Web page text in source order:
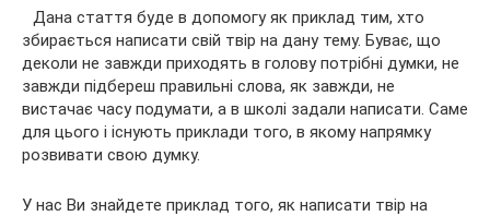
Дана стаття буде в допомогу як приклад тим, хто
збирається написати свій твір на дану тему. Буває, що
деколи не завжди приходять в голову потрібні думки, не
завжди підбереш правильні слова, як завжди, не
вистачає часу подумати, а в школі задали написати. Саме
для цього і існують приклади того, в якому напрямку
розвивати свою думку.
У нас Ви знайдете приклад того, як написати твір на